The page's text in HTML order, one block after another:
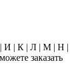
| И | К | Л | М | Н |
заказать